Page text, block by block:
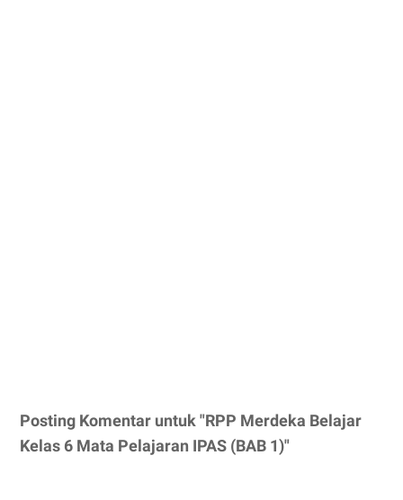
Posting Komentar untuk "RPP Merdeka Belajar
Kelas 6 Mata Pelajaran IPAS (BAB 1)"